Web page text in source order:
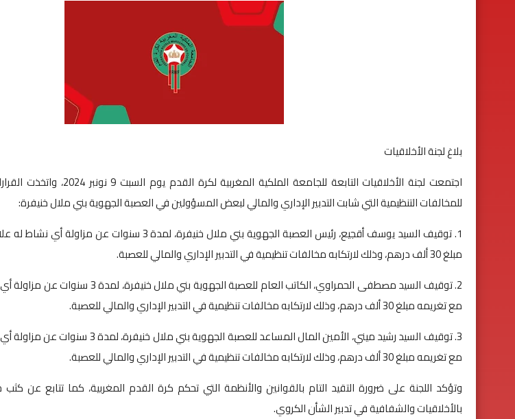
بلاغ لجنة الأخلاقيات
اجتمعت لجنة الأخلاقيات التابعة للجامعة
للمخالفات التنظيمية التي شابت التدبير الإداري والمالي لبعض المسؤولين في العصبة الجهوية بني ملال خنيفرة:
1. توقيف السيد يوسف أقجيع، رئيس العصبة الجهوية بني ملال خنيفرة،
مبلغ 30 ألف درهم، وذلك لارتكابه مخالفات تنظيمية في التدبير الإداري والمالي للعصبة.
2. توقيف السيد مصطفى الحمراوي، الكاتب العام للعصبة
مع تغريمه مبلغ 30 ألف درهم، وذلك لارتكابه مخالفات تنظيمية في التدبير الإداري والمالي للعصبة.
3. توقيف السيد رشيد ميني، الأمين المال المساعد
مع تغريمه مبلغ 30 ألف درهم، وذلك لارتكابه مخالفات تنظيمية في التدبير الإداري والمالي للعصبة.
وتؤكد اللجنة على ضرورة التقيد التام بالقوانين والأنظمة التي تحكم كرة القدم المغربية، كما تتابع عن
بالأخلاقيات والشفافية في تدبير الشأن الكروي.